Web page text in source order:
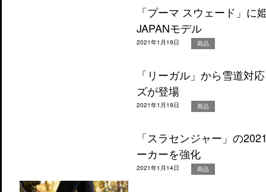
「プーマ スウェード」に
JAPANモデル
2021年1月19日 商品
「リーガル」から雪道対
ズが登場
2021年1月19日 商品
「スラセンジャー」の
ーカーを強化
2021年1月14日 商品